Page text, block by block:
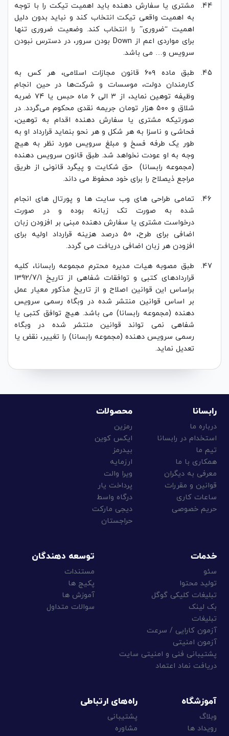
مشتری یا سفارش دهنده باید اهمیت تیکت را با توجه
به اهمیت واقعی تیکت انتخاب کند و نباید بدون دلیل
اهمیت “ضروری” را انتخاب کند. وضعیت ضروری تنها
برای مواردی اعم از Down بودن سرور، در دسترس نبودن
سرویس و… می باشد.
طبق ماده ۶۰۹ قانون مجازات اسلامی، هر کس به
کارمندان دولت، موسسات و شرکت‌ها در حین انجام
وظیفه توهین نماید، از ۳ الی ۶ ماه حبس یا ۷۴ ضربه
شلاق و ۵۰۰ هزار تومان جریمه نقدی محکوم می‌گردد.‌ در
صورتیکه مشتری یا سفارش دهنده اقدام به توهین،
فحاشی و ناسزا به هر شکل و هر نحو بنماید قرارداد او به
طور یک طرفه فسخ و مبلغ سرویس مورد نظر به هیچ
وجه به او عودت نخواهد شد. طبق قانون سرویس دهنده
(مجموعه رابسانا) حق شکایت و پیگرد قانونی از طریق
مراجع ذیصلاح را برای خود محفوظ می داند.
تمامی طراحی های وب سایت ها و پورتال های انجام
شده به صورت تک زبانه بوده و در صورت
درخواست مشتری یا سفارش دهنده مبنی بر افزودن زبان
اضافی برای طرح، 50 درصد هزینه قرارداد اولیه برای
افزودن هر زبان اضافی دریافت می گردد.
طبق مصوبه هیات مدیره محترم مجموعه رابسانا، کلیه
قراردادهای کتبی و توافقات شفاهی از تاریخ 1392/7/1
براساس این قوانین اصلاح و از تاریخ مذکور معیار عمل
بر اساس قوانین منتشر شده در وبگاه رسمی سرویس
دهنده (مجموعه رابسانا) می باشد. هیچ توافق کتبی یا
شفاهی نمی تواند قوانین منتشر شده در وبگاه
رسمی سرویس دهنده (مجموعه رابسانا) را تغییر، نقض یا
تعدیل نماید.
رابسانا
درباره ما
استخدام در رابسانا
تیم ما
همکاری با ما
معرفی به دیگران
قوانین و مقررات
ساعات کاری
حریم خصوصی
محصولات
رمزین
ایکس کوین
بیدرمز
ارزمایه
ویرا والت
پرداخت ‌یار
درگاه واسط
دیجی مارکت
حراجستان
خدمات
سئو
تولید محتوا
تبلیغات کلیکی گوگل
بک لینک
تبلیغات
آزمون کارایی / سرعت
آزمون امنیتی
پشتیبانی فنی و امنیتی سایت
دریافت نماد اعتماد
توسعه دهندگان
مستندات
پکیج‌ ها
آموزش‌ ها
سوالات متداول
آموزشگاه
وبلاگ
رویداد ها
راه‌های ارتباطی
پشتیبانی
مشاوره